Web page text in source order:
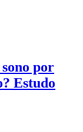
por
Estudo